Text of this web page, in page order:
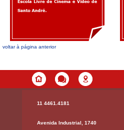
voltar à página anterior
11 4461.4181
Avenida Industrial, 1740